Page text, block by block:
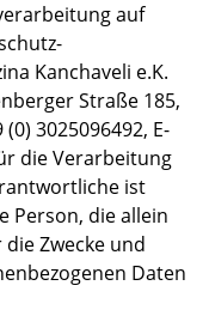
auf
Kanchaveli e.K.
Straße 185,
3025096492, E-
die Verarbeitung
ist
Person, die allein
Zwecke und
Daten